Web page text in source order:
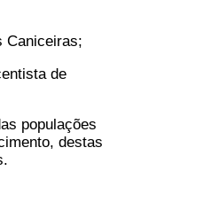
Caniceiras;
de
populações
destas